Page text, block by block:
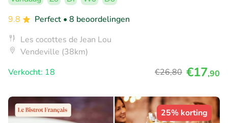
9.8
Perfect • 8 beoordelingen
Les cocottes de Jean Lou
Vendeville (38km)
Verkocht: 18
€26,80 €17,90
25% korting